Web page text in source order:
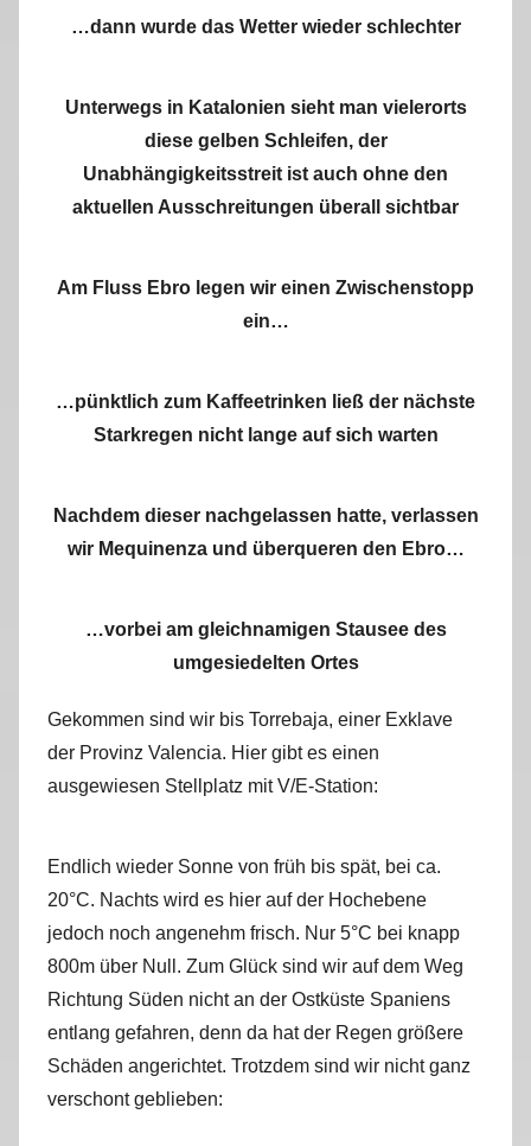
…dann wurde das Wetter wieder schlechter
Unterwegs in Katalonien sieht man vielerorts
diese gelben Schleifen, der
Unabhängigkeitsstreit ist auch ohne den
aktuellen Ausschreitungen überall sichtbar
Am Fluss Ebro legen wir einen Zwischenstopp
ein…
…pünktlich zum Kaffeetrinken ließ der nächste
Starkregen nicht lange auf sich warten
Nachdem dieser nachgelassen hatte, verlassen
wir Mequinenza und überqueren den Ebro…
…vorbei am gleichnamigen Stausee des
umgesiedelten Ortes
Gekommen sind wir bis Torrebaja, einer Exklave
der Provinz Valencia. Hier gibt es einen
ausgewiesen Stellplatz mit V/E-Station:
Endlich wieder Sonne von früh bis spät, bei ca.
20°C. Nachts wird es hier auf der Hochebene
jedoch noch angenehm frisch. Nur 5°C bei knapp
800m über Null. Zum Glück sind wir auf dem Weg
Richtung Süden nicht an der Ostküste Spaniens
entlang gefahren, denn da hat der Regen größere
Schäden angerichtet. Trotzdem sind wir nicht ganz
verschont geblieben: